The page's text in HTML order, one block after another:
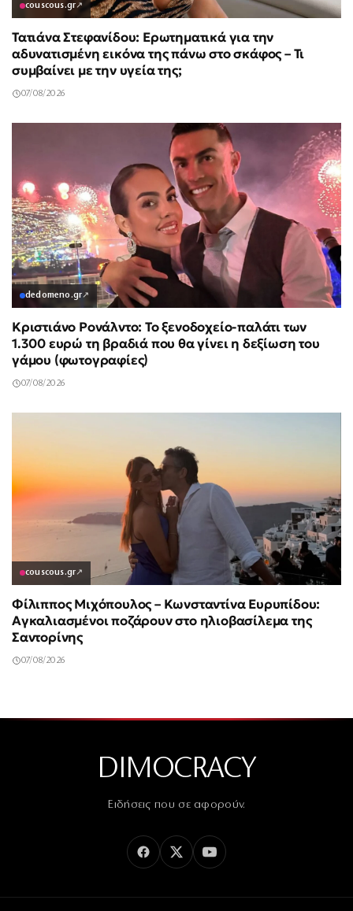
couscous.gr↗
Τατιάνα Στεφανίδου: Ερωτηματικά για την
αδυνατισμένη εικόνα της πάνω στο σκάφος – Τι
συμβαίνει με την υγεία της;
07/08/2026
dedomeno.gr↗
Κριστιάνο Ρονάλντο: Το ξενοδοχείο-παλάτι των
1.300 ευρώ τη βραδιά που θα γίνει η δεξίωση του
γάμου (φωτογραφίες)
07/08/2026
couscous.gr↗
Φίλιππος Μιχόπουλος – Κωνσταντίνα Ευρυπίδου:
Αγκαλιασμένοι ποζάρουν στο ηλιοβασίλεμα της
Σαντορίνης
07/08/2026
DIMOCRACY
Ειδήσεις που σε αφορούν.